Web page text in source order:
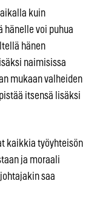
kuin
hänelle voi puhua
hänen
naimisissa
mukaan valheiden
itsensä lisäksi
kaikkia työyhteisön
ja moraali
saa